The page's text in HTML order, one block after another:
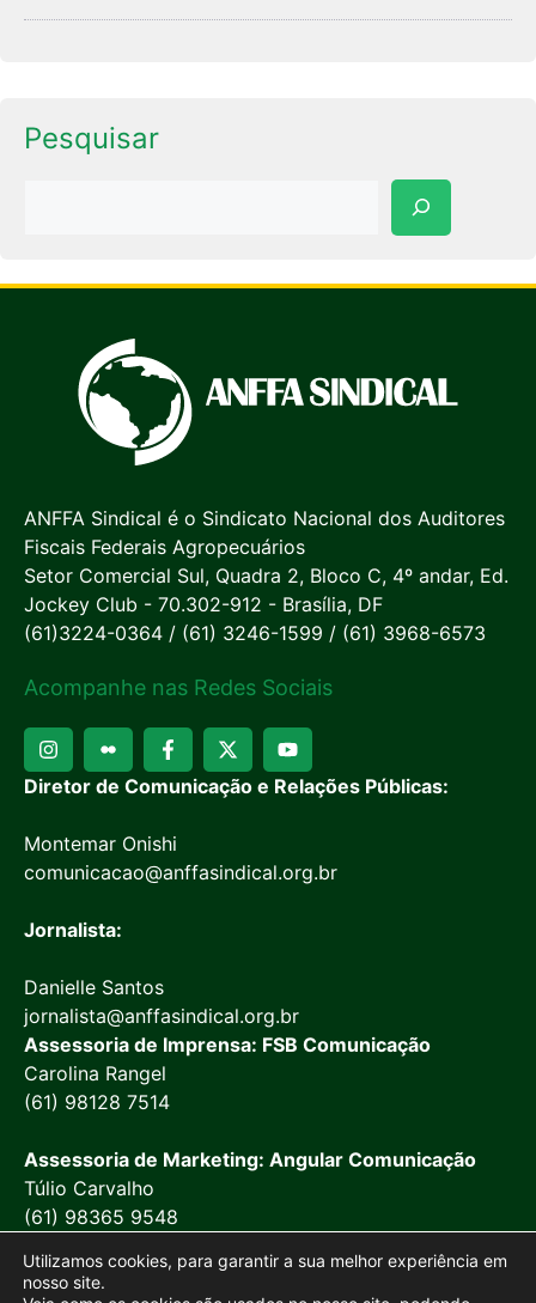
Pesquisar
ANFFA Sindical é o Sindicato Nacional dos Auditores
Fiscais Federais Agropecuários
Setor Comercial Sul, Quadra 2, Bloco C, 4º andar, Ed.
Jockey Club - 70.302-912 - Brasília, DF
(61)3224-0364 / (61) 3246-1599 / (61) 3968-6573
Acompanhe nas Redes Sociais
Diretor de Comunicação e Relações Públicas:
Montemar Onishi
comunicacao@anffasindical.org.br
Jornalista:
Danielle Santos
jornalista@anffasindical.org.br
Assessoria de Imprensa: FSB Comunicação
Carolina Rangel
(61) 98128 7514
Assessoria de Marketing: Angular Comunicação
Túlio Carvalho
(61) 98365 9548
Utilizamos cookies, para garantir a sua melhor experiência em
nosso site.